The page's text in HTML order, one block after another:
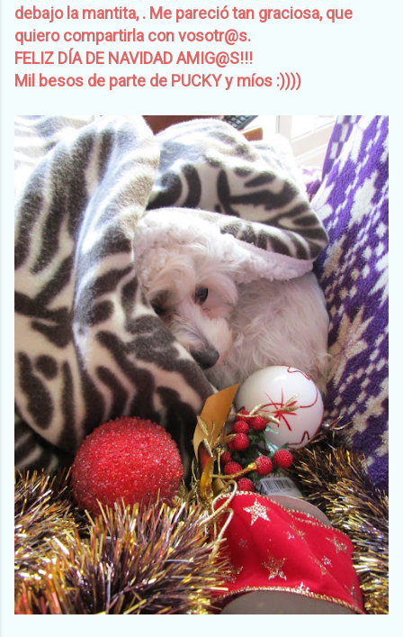
debajo la mantita, . Me pareció tan graciosa, que
quiero compartirla con vosotr@s.
FELIZ DÍA DE NAVIDAD AMIG@S!!!
Mil besos de parte de PUCKY y míos :))))